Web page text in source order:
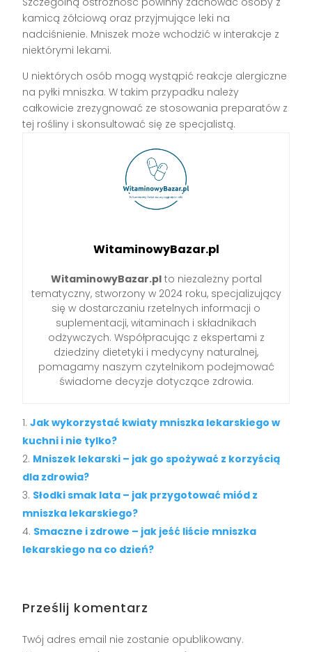
kamicą żółciową oraz przyjmujące leki na
nadciśnienie. Mniszek może wchodzić w interakcje z
niektórymi lekami.
U niektórych osób mogą wystąpić reakcje alergiczne
na pyłki mniszka. W takim przypadku należy
całkowicie zrezygnować ze stosowania preparatów z
tej rośliny i skonsultować się ze specjalistą.
WitaminowyBazar.pl
WitaminowyBazar.plto niezależny portal
tematyczny, stworzony w 2024 roku, specjalizujący
się w dostarczaniu rzetelnych informacji o
suplementacji, witaminach i składnikach
odżywczych. Współpracując z ekspertami z
dziedziny dietetyki i medycyny naturalnej,
pomagamy naszym czytelnikom podejmować
świadome decyzje dotyczące zdrowia.
Jak wykorzystać kwiaty mniszka lekarskiego w
kuchni i nie tylko?
Mniszek lekarski – jak go spożywać z korzyścią
dla zdrowia?
Słodki smak lata – jak przygotować miód z
mniszka lekarskiego?
Smaczne i zdrowe – jak jeść liście mniszka
lekarskiego na co dzień?
Prześlij komentarz
Twój adres email nie zostanie opublikowany.